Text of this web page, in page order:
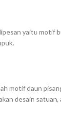
yaitu motif
motif daun
desain